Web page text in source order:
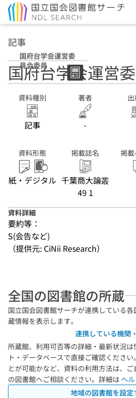
記事
国府台学会運営委
員会委員
国府台学会運営
資料種別
記事
著者
-
資料形態
紙・デジタル
掲載誌名
千葉商大論叢
49 1
掲
資料詳細
要約等：
S(会告など)
（提供元: CiNii Research）
全国の図書館の所蔵
国立国会図書館サーチが連携している
蔵情報を表示します。
連携している機関
所蔵館、利用可否等の詳細・最新状況
ト・データベースで直接ご確認くださ
とが可能かなど、資料の利用方法は、
の図書館へご相談ください。詳細は ヘ
地域の図書館を設定